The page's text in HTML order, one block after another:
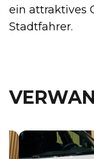
ein attraktives
Stadtfahrer.